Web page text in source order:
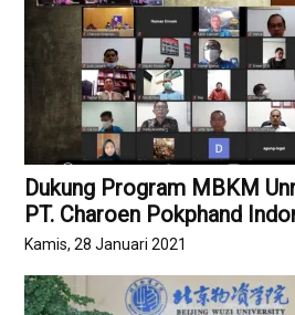
Dukung Program MBKM
PT. Charoen Pokphand
Kamis, 28 Januari 2021